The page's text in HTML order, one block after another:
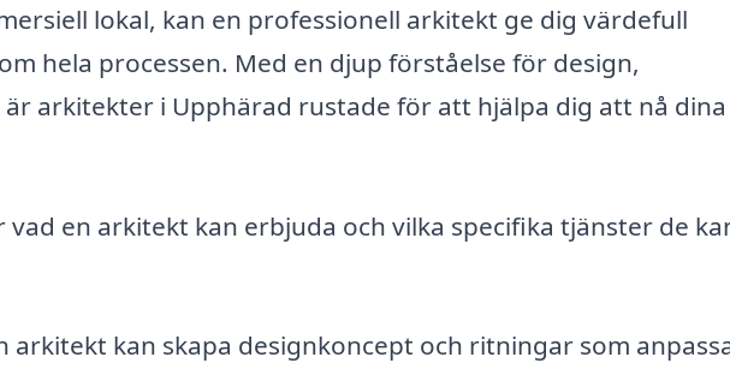
lokal, kan en professionell arkitekt ge dig värdefull
hela processen. Med en djup förståelse för design,
arkitekter i Upphärad rustade för att hjälpa dig att nå dina
en arkitekt kan erbjuda och vilka specifika tjänster de
arkitekt kan skapa designkoncept och ritningar som